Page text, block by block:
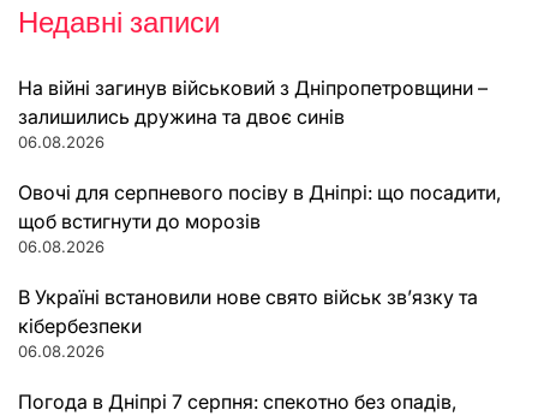
Недавні записи
На війні загинув військовий з Дніпропетровщини –
залишились дружина та двоє синів
06.08.2026
Овочі для серпневого посіву в Дніпрі: що посадити,
щоб встигнути до морозів
06.08.2026
В Україні встановили нове свято військ зв’язку та
кібербезпеки
06.08.2026
Погода в Дніпрі 7 серпня: спекотно без опадів,